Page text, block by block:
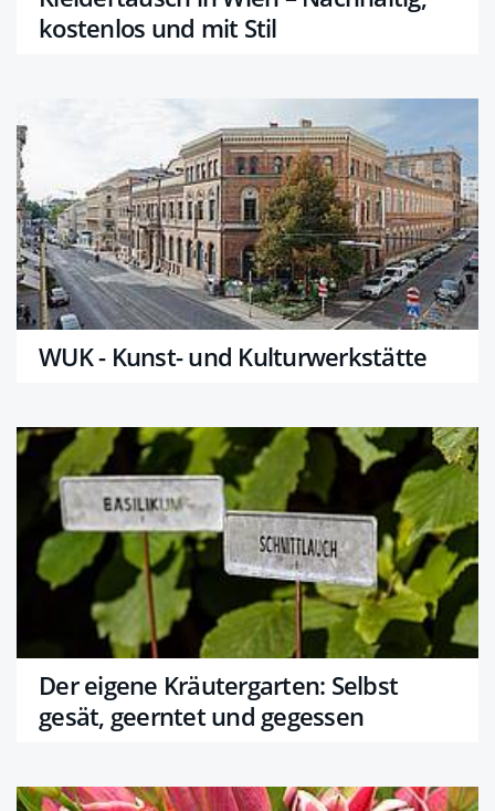
kostenlos und mit Stil
WUK - Kunst- und Kulturwerkstätte
Der eigene Kräutergarten: Selbst
gesät, geerntet und gegessen